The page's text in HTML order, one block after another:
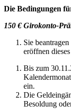
Die Bedingungen
150 € Girokonto-
Sie
eröffnen
Bis zum
ein.
Die
Besoldung